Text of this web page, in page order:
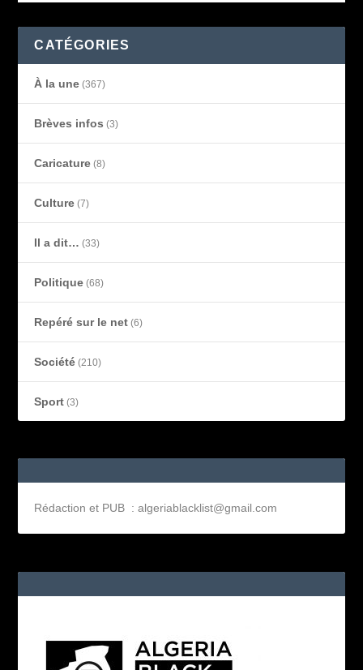
CATÉGORIES
À la une (367)
Brèves infos (3)
Caricature (8)
Culture (7)
Il a dit… (33)
Politique (68)
Repéré sur le net (6)
Société (210)
Sport (3)
Rédaction et PUB : algeriablacklist@gmail.com